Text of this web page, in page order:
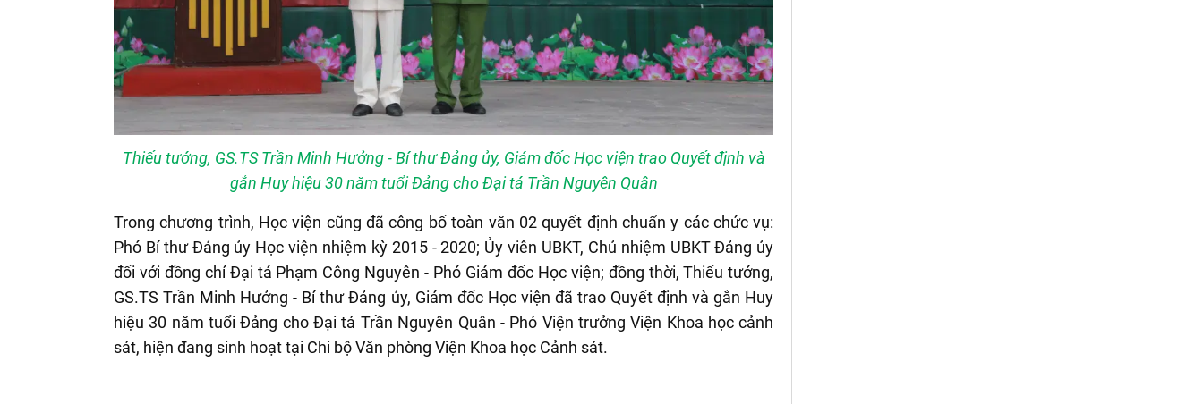
Thiếu tướng, GS.TS Trần Minh Hưởng - Bí thư Đảng ủy, Giám đốc Học viện trao Quyết định và
gắn Huy hiệu 30 năm tuổi Đảng cho Đại tá Trần Nguyên Quân
Trong chương trình, Học viện cũng đã công bố toàn văn 02 quyết định chuẩn y các chức vụ:
Phó Bí thư Đảng ủy Học viện nhiệm kỳ 2015 - 2020; Ủy viên UBKT, Chủ nhiệm UBKT Đảng ủy
đối với đồng chí Đại tá Phạm Công Nguyên - Phó Giám đốc Học viện; đồng thời, Thiếu tướng,
GS.TS Trần Minh Hưởng - Bí thư Đảng ủy, Giám đốc Học viện đã trao Quyết định và gắn Huy
hiệu 30 năm tuổi Đảng cho Đại tá Trần Nguyên Quân - Phó Viện trưởng Viện Khoa học cảnh
sát, hiện đang sinh hoạt tại Chi bộ Văn phòng Viện Khoa học Cảnh sát.